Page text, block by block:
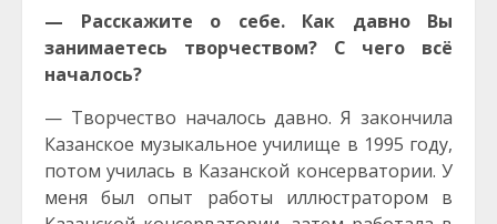
— Расскажите о себе. Как давно Вы
занимаетесь творчеством? С чего всё
началось?
— Творчество началось давно. Я закончила
Казанское музыкальное училище в 1995 году,
потом училась в Казанской консерватории. У
меня был опыт работы иллюстратором в